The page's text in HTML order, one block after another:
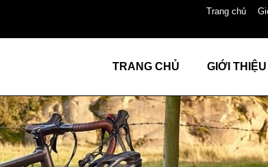
Trang chủ
TRANG CHỦ GIỚI THIỆU